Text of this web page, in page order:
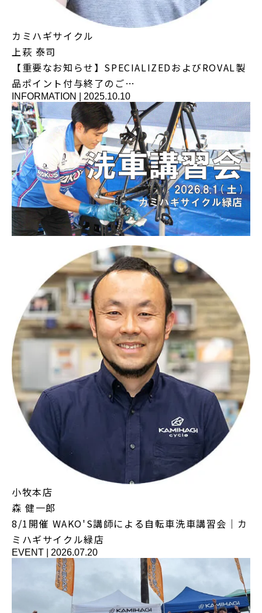
カミハギサイクル
上萩 泰司
【重要なお知らせ】SPECIALIZEDおよびROVAL製
品ポイント付与終了のご…
INFORMATION 2025.10.10
小牧本店
森 健一郎
8/1開催 WAKO'S講師による自転車洗車講習会｜カ
ミハギサイクル緑店
EVENT 2026.07.20